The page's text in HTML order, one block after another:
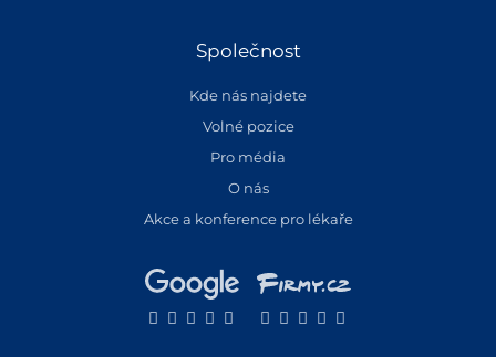
Společnost
Kde nás najdete
Volné pozice
Pro média
O nás
Akce a konference pro lékaře